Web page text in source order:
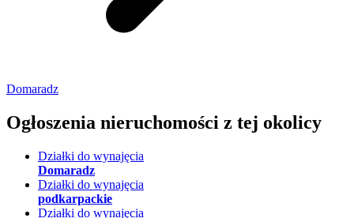
Domaradz
Ogłoszenia nieruchomości z tej okolicy
Działki do wynajęcia
Domaradz
Działki do wynajęcia
podkarpackie
Działki do wynajęcia